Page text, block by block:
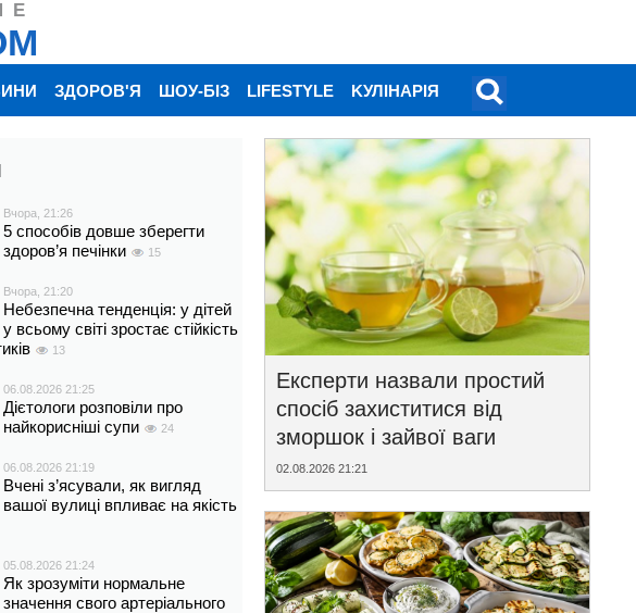
ЗДОРОВ'Я ШОУ-БІЗ LIFESTYLE KУЛІНАРІЯ
Вчора, 21:26
5 способів довше зберегти
здоров’я печінки
15
Вчора, 21:20
Небезпечна тенденція: у дітей
у всьому світі зростає стійкість
13
06.08.2026 21:25
Дієтологи розповіли про
найкорисніші супи
24
06.08.2026 21:19
Вчені з’ясували, як вигляд
вашої вулиці впливає на якість
05.08.2026 21:24
Як зрозуміти нормальне
значення свого артеріального
Експерти назвали простий
спосіб захиститися від
зморшок і зайвої ваги
02.08.2026 21:21